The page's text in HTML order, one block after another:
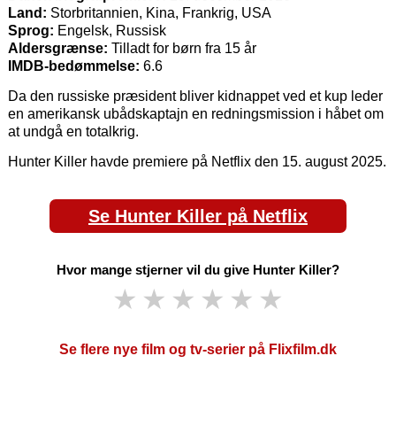
Land: Storbritannien, Kina, Frankrig, USA
Sprog: Engelsk, Russisk
Aldersgrænse: Tilladt for børn fra 15 år
IMDB-bedømmelse: 6.6
Da den russiske præsident bliver kidnappet ved et kup leder
en amerikansk ubådskaptajn en redningsmission i håbet om
at undgå en totalkrig.
Hunter Killer havde premiere på Netflix den 15. august 2025.
Se Hunter Killer på Netflix
Hvor mange stjerner vil du give Hunter Killer?
★ ★ ★ ★ ★ ★
Se flere nye film og tv-serier på Flixfilm.dk